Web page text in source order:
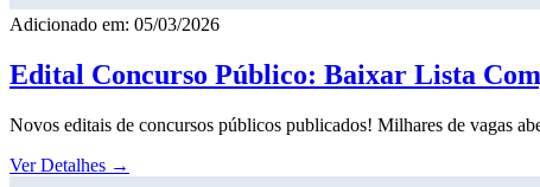
Adicionado em: 05/03/2026
Edital Concurso Público: Baixar Lista
Novos editais de concursos públicos publicados! Milhares de vagas
Ver Detalhes →